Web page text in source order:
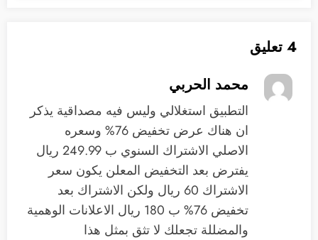
4 تعليق
محمد الحربي
التطبيق استغلالي وليس فيه مصداقية يذكر
ان هناك عرض تخفيض 76% وسعره
الاصلي الاشتراك السنوي ب 249.99 ريال
يفترض بعد التخفيض المعلن يكون سعر
الاشتراك 60 ريال ولكن الاشتراك بعد
تخفيض 76% ب 180 ريال الاعلانات الوهمية
والمضللة تجعلك لا تثق بمثل هذا